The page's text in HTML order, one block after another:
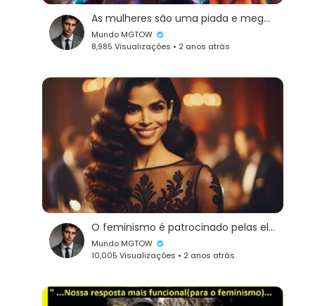
As mulheres são uma piada e megalomanìacas
Mundo MGTOW
8,985 Visualizações • 2 anos atrás
O feminismo é patrocinado pelas elites globais
Mundo MGTOW
10,005 Visualizações • 2 anos atrás